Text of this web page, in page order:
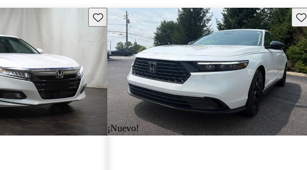
Guarda este Aviso
¡Nuevo!